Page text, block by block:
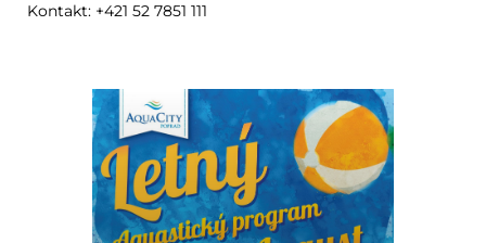
Kontakt: +421 52 7851 111